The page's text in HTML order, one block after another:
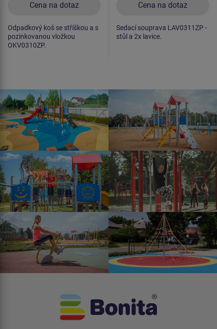
Cena na dotaz
Odpadkový koš se stříškou a s
pozinkovanou vložkou
OKV0310ZP.
Cena na dotaz
Sedací souprava LAV0311ZP -
stůl a 2x lavice.